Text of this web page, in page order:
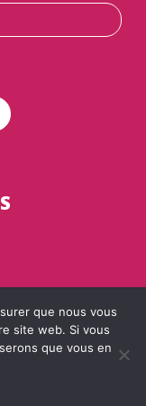
que nous vous
site web. Si vous
que vous en